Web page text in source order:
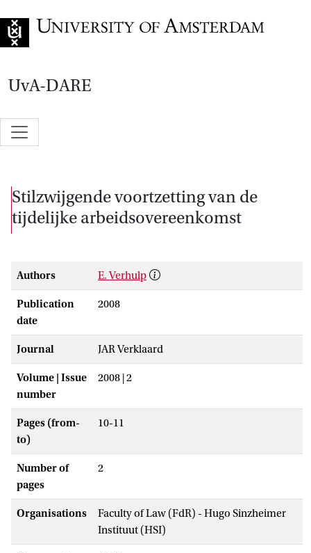
UvA-DARE
Stilzwijgende voortzetting van de
tijdelijke arbeidsovereenkomst
Authors E. Verhulp
Publication
date
2008
Journal JAR Verklaard
Volume | Issue
number
2008 | 2
Pages (from-
to)
10-11
Number of
pages
2
Organisations
Faculty of Law (FdR) - Hugo Sinzheimer
Instituut (HSI)